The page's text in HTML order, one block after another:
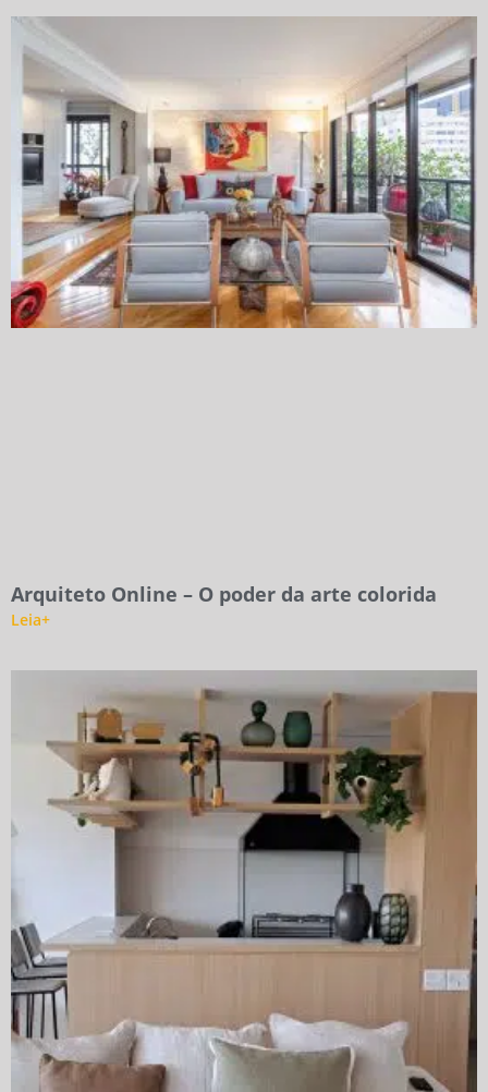
Arquiteto Online – O poder da arte colorida
Leia+